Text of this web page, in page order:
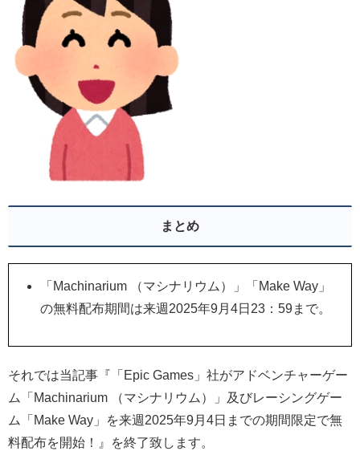
まとめ
「Machinarium （マシナリウム）」「Make Way」
の無料配布期間は来週2025年9月4日23：59まで。
それでは当記事『「Epic Games」社がアドベンチャーゲー
ム「Machinarium （マシナリウム）」及びレーシングゲー
ム「Make Way」
を来週2025年9月4日までの期間限定で無
料配布を開始！』を終了致します。